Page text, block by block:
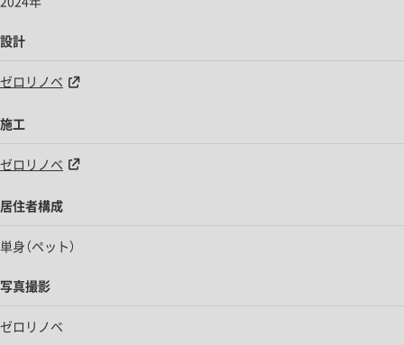
設計
ゼロリノベ
施工
ゼロリノベ
居住者構成
単身（ペット）
写真撮影
ゼロリノベ